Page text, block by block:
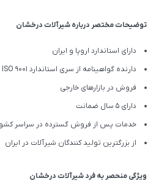
توضیحات مختصر درباره شیرآلات درخشان
دارای استاندارد اروپا و ایران
دارنده گواهینامه از سری استاندارد ISO 9001
فروش در بازارهای خارجی
دارای 5 سال ضمانت
خدمات پس از فروش گسترده در سراسر
از بزرگترین تولید کنندگان شیرآلات در ایران
ویژگی منحصر به فرد شیرآلات درخشان